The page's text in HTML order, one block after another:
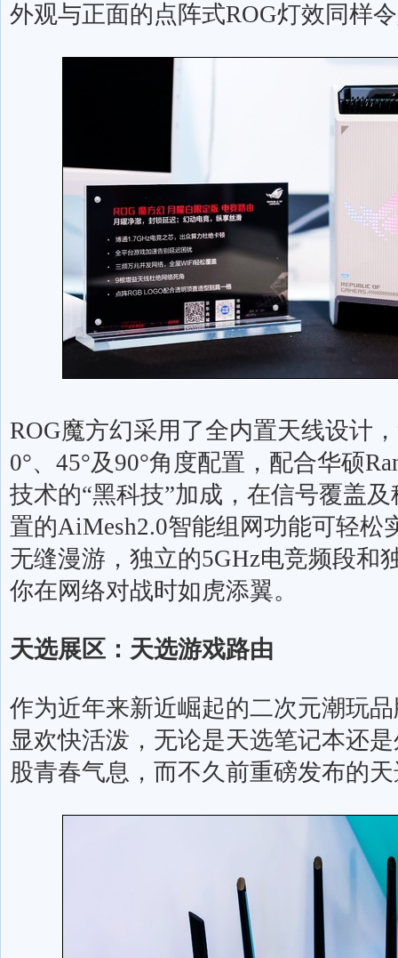
外观与正面的点阵式ROG灯效同样
ROG魔方幻采用了全内置天线设计，
0°、 45°及 90°角度配置，配合华硕
技术的“黑科技”加成，在信号覆盖
置的AiMesh2.0智能组网功能可轻松
无缝漫游，独立的5GHz电竞频段和
你在网络对战时如虎添翼。
天选展区：天选游戏路由
作为近年来新近崛起的二次元潮玩
显欢快活泼，无论是天选笔记本还
股青春气息，而不久前重磅发布的